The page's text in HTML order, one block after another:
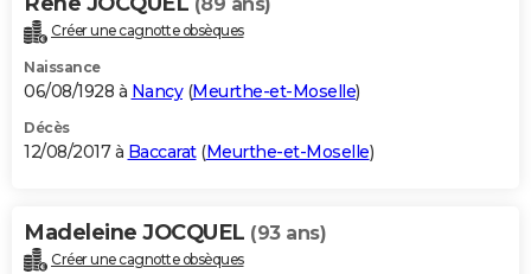
Créer une cagnotte obsèques
Naissance
06/08/1928 à Nancy(Meurthe-et-Moselle)
Décès
12/08/2017 à Baccarat(Meurthe-et-Moselle)
Madeleine JOCQUEL (93 ans)
Créer une cagnotte obsèques